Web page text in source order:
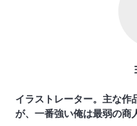
イラストレーター。主な作
が、一番強い俺は最弱の商